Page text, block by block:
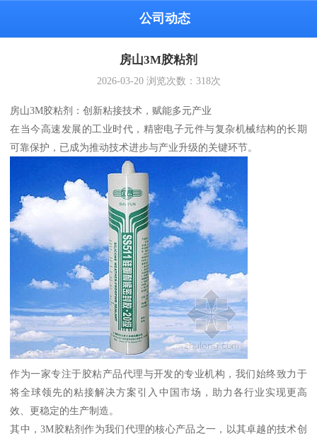
公司动态
房山3M胶粘剂
2026-03-20浏览次数： 318次
房山3M胶粘剂：创新粘接技术，赋能多元产业
在当今高速发展的工业时代，精密电子元件与复杂机械结构的长期
可靠保护，已成为推动技术进步与产业升级的关键环节。
作为一家专注于胶粘产品代理与开发的专业机构，我们始终致力于
将全球领先的粘接解决方案引入中国市场，助力各行业实现更高
效、更稳定的生产制造。
其中，3M胶粘剂作为我们代理的核心产品之一，以其卓越的技术创